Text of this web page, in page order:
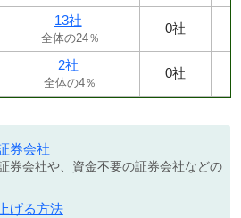
13社
全体の24％
0社
2社
全体の4％
0社
券会社
券会社や、資金不要の証券会社などの
げる方法